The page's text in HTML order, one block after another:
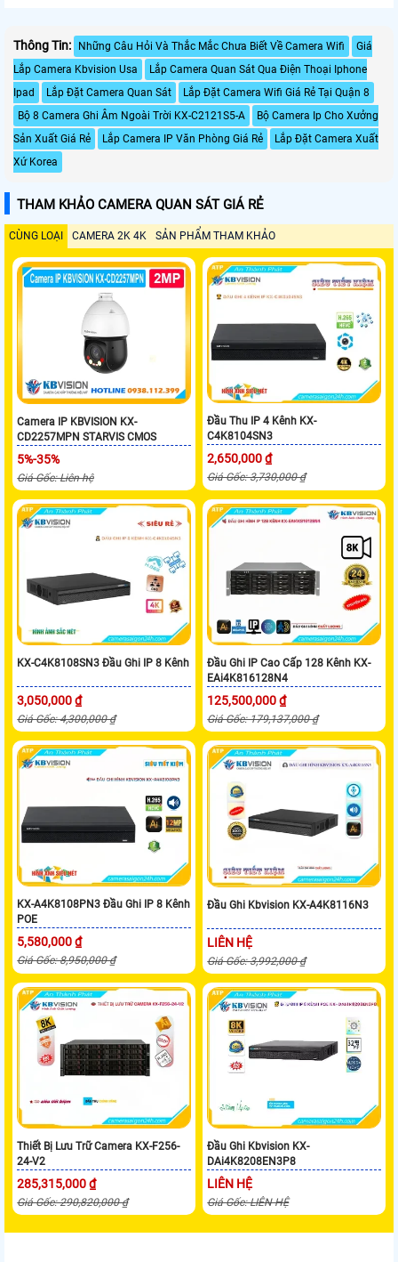
Thông Tin: Những Câu Hỏi Và Thắc Mắc Chưa Biết Về Camera Wifi
Giá
Lắp Camera Kbvision Usa
Lắp Camera Quan Sát Qua Điện Thoại Iphone
Ipad
Lắp Đặt Camera Quan Sát
Lắp Đặt Camera Wifi Giá Rẻ Tại Quận 8
Bộ 8 Camera Ghi Âm Ngoài Trời KX-C2121S5-A
Bộ Camera Ip Cho Xưởng
Sản Xuất Giá Rẻ
Lắp Camera IP Văn Phòng Giá Rẻ
Lắp Đặt Camera Xuất
Xứ Korea
THAM KHẢO CAMERA QUAN SÁT GIÁ RẺ
CÙNG LOẠI CAMERA 2K 4K SẢN PHẨM THAM KHẢO
Camera IP KBVISION KX-
CD2257MPN STARVIS CMOS
5%-35%
Giá Gốc: Liên hệ
Đầu Thu IP 4 Kênh KX-
C4K8104SN3
2,650,000 ₫
Giá Gốc: 3,730,000 ₫
KX-C4K8108SN3 Đầu Ghi IP 8 Kênh
3,050,000 ₫
Giá Gốc: 4,300,000 ₫
Đầu Ghi IP Cao Cấp 128 Kênh KX-
EAi4K816128N4
125,500,000 ₫
Giá Gốc: 179,137,000 ₫
KX-A4K8108PN3 Đầu Ghi IP 8 Kênh
POE
5,580,000 ₫
Giá Gốc: 8,950,000 ₫
Đầu Ghi Kbvision KX-A4K8116N3
LIÊN HỆ
Giá Gốc: 3,992,000 ₫
Thiết Bị Lưu Trữ Camera KX-F256-
24-V2
285,315,000 ₫
Giá Gốc: 290,820,000 ₫
Đầu Ghi Kbvision KX-
DAi4K8208EN3P8
LIÊN HỆ
Giá Gốc: LIÊN HỆ